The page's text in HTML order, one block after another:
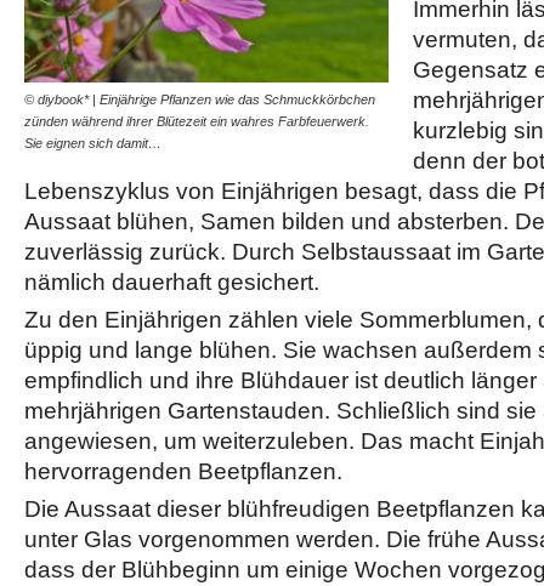
© diybook* | Einjährige Pflanzen wie das Schmuckkörbchen
zünden während ihrer Blütezeit ein wahres Farbfeuerwerk.
Sie eignen sich damit…
Immerhin
vermuten,
Gegensatz
kurzlebig
denn der
Lebenszyklus von Einjährigen besagt, dass die
Aussaat blühen, Samen bilden und absterben.
zuverlässig zurück. Durch Selbstaussaat im
nämlich dauerhaft gesichert.
Zu den Einjährigen zählen viele Sommerblumen,
üppig und lange blühen. Sie wachsen außerdem
empfindlich und ihre Blühdauer ist deutlich länger
mehrjährigen Gartenstauden. Schließlich sind
angewiesen, um weiterzuleben. Das macht
hervorragenden Beetpflanzen.
Die Aussaat dieser blühfreudigen Beetpflanzen
unter Glas vorgenommen werden. Die frühe
dass der Blühbeginn um einige Wochen